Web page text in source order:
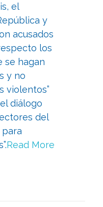
el
y
acusados
los
se hagan
y no
violentos”
diálogo
del
Read More